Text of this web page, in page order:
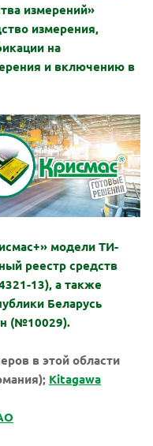
измерений»
измерения,
на
и включению в
модели ТИ-
реестр средств
13), а также
Беларусь
(№10029).
в этой области
Kitagawa